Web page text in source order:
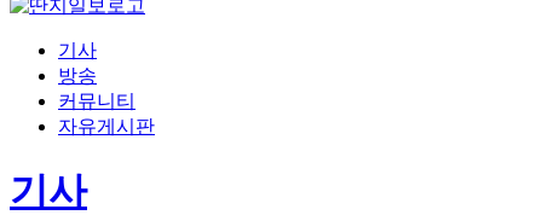
기사
방송
커뮤니티
자유게시판
기사